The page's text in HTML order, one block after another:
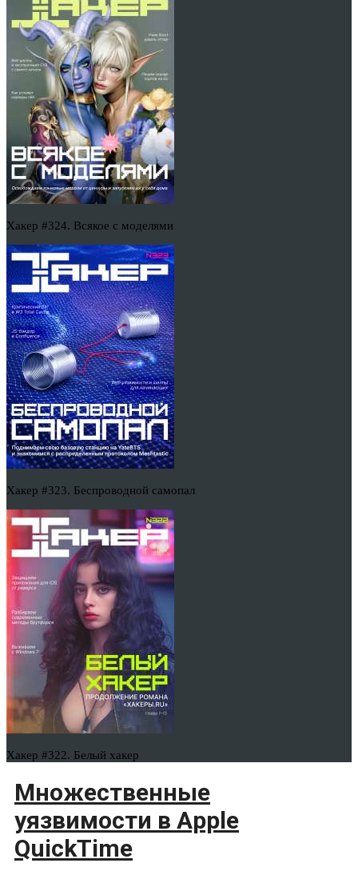
Хакер #324. Всякое с моделями
Хакер #323. Беспроводной самопал
Хакер #322. Белый хакер
Множественные
уязвимости в Apple
QuickTime